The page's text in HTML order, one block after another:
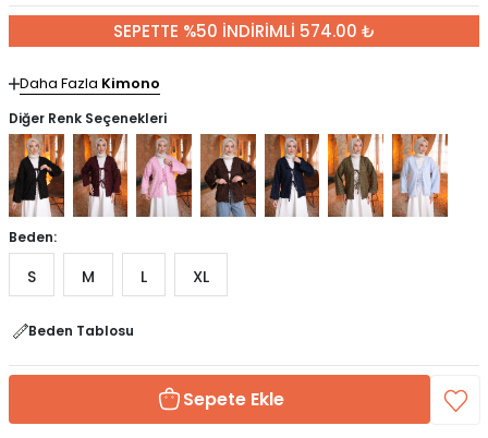
SEPETTE %50 İNDİRİMLİ 574.00 ₺
Daha Fazla Kimono
Diğer Renk Seçenekleri
Beden:
S M L XL
Beden Tablosu
Sepete Ekle